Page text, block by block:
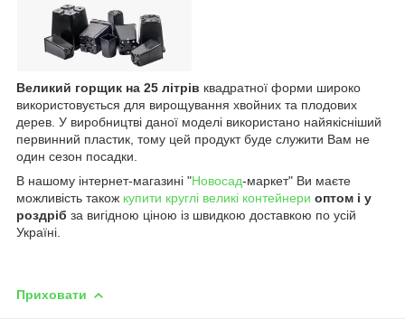
Великий горщик на 25 літрів квадратної форми широко
використовується для вирощування хвойних та плодових
дерев. У виробництві даної моделі використано найякісніший
первинний пластик, тому цей продукт буде служити Вам не
один сезон посадки.
В нашому інтернет-магазині "Новосад-маркет" Ви маєте
можливість також купити круглі великі контейнери оптом і у
роздріб за вигідною ціною із швидкою доставкою по усій
Україні.
Приховати